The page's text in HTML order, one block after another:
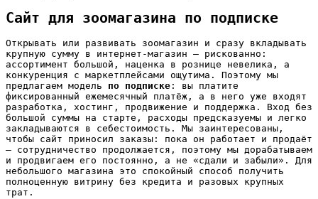
Сайт для зоомагазина по подписке
Открывать или развивать зоомагазин и сразу вкладывать
крупную сумму в интернет-магазин — рискованно:
ассортимент большой, наценка в рознице невелика, а
конкуренция с маркетплейсами ощутима. Поэтому мы
предлагаем модель по подписке : вы платите
фиксированный ежемесячный платёж, а в него уже входят
разработка, хостинг, продвижение и поддержка. Вход без
большой суммы на старте, расходы предсказуемы и легко
закладываются в себестоимость. Мы заинтересованы,
чтобы сайт приносил заказы: пока он работает и продаёт
— сотрудничество продолжается, поэтому мы дорабатываем
и продвигаем его постоянно, а не «сдали и забыли». Для
небольшого магазина это спокойный способ получить
полноценную витрину без кредита и разовых крупных
трат.